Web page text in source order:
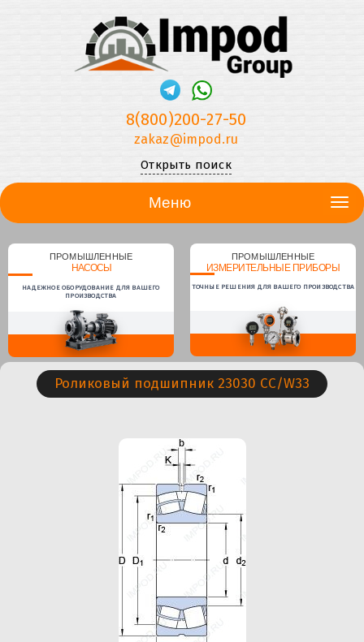
8(800)200-27-50
zakaz@impod.ru
Открыть поиск
Меню
ПРОМЫШЛЕННЫЕ
НАСОСЫ
НАДЕЖНОЕ ОБОРУДОВАНИЕ ДЛЯ ВАШЕГО
ПРОИЗВОДСТВА
ПРОМЫШЛЕННЫЕ
ИЗМЕРИТЕЛЬНЫЕ ПРИБОРЫ
ТОЧНЫЕ РЕШЕНИЯ ДЛЯ ВАШЕГО ПРОИЗВОДСТВА
Роликовый подшипник 23030 CC/W33